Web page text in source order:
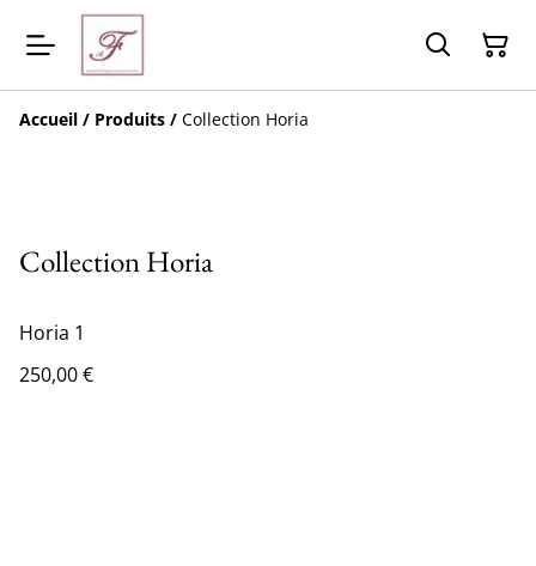
Accueil / Produits / Collection Horia
Collection Horia
Horia 1
250,00 €